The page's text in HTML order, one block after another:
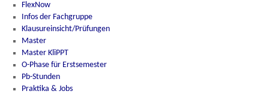
FlexNow
Infos der Fachgruppe
Klausureinsicht/Prüfungen
Master
Master KliPPT
O-Phase für Erstsemester
Pb-Stunden
Praktika & Jobs